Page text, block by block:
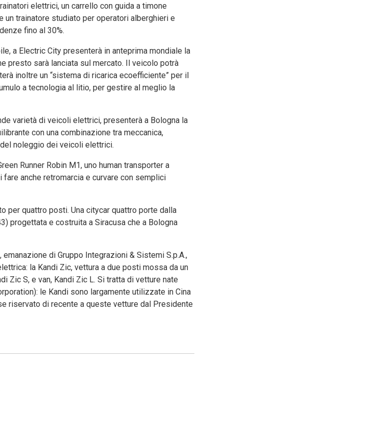
elettrici, un carrello con guida a timone
un trainatore studiato per operatori alberghieri e
fino al 30%.
a Electric City presenterà in anteprima mondiale la
presto sarà lanciata sul mercato. Il veicolo potrà
inoltre un “sistema di ricarica ecoefficiente” per il
a tecnologia al litio, per gestire al meglio la
varietà di veicoli elettrici, presenterà a Bologna la
con una combinazione tra meccanica,
noleggio dei veicoli elettrici.
Runner Robin M1, uno human transporter a
anche retromarcia e curvare con semplici
per quattro posti. Una citycar quattro porte dalla
progettata e costruita a Siracusa che a Bologna
di Gruppo Integrazioni & Sistemi S.p.A.,
la Kandi Zic, vettura a due posti mossa da un
Zic S, e van, Kandi Zic L. Si tratta di vetture nate
le Kandi sono largamente utilizzate in Cina
riservato di recente a queste vetture dal Presidente